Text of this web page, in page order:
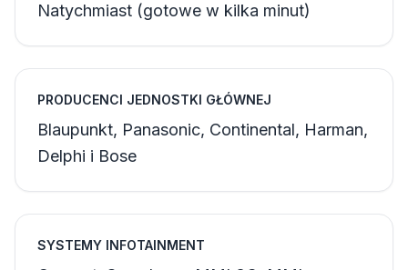
Natychmiast (gotowe w kilka minut)
PRODUCENCI JEDNOSTKI GŁÓWNEJ
Blaupunkt, Panasonic, Continental, Harman,
Delphi i Bose
SYSTEMY INFOTAINMENT